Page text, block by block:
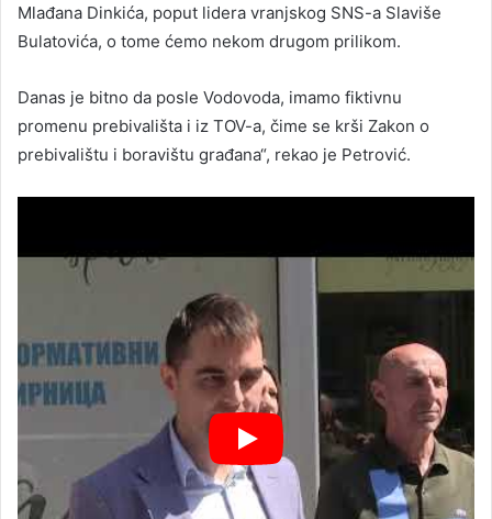
Mlađana Dinkića, poput lidera vranjskog SNS-a Slaviše
Bulatovića, o tome ćemo nekom drugom prilikom.
Danas je bitno da posle Vodovoda, imamo fiktivnu
promenu prebivališta i iz TOV-a, čime se krši Zakon o
prebivalištu i boravištu građana“, rekao je Petrović.